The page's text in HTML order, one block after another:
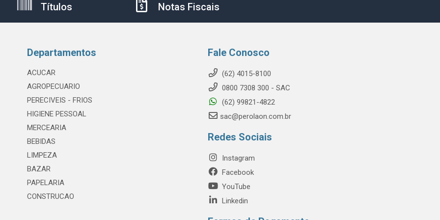
Títulos Notas Fiscais
Departamentos
ACUCAR
AGROPECUARIO
PERECIVEIS - FRIOS
HIGIENE PESSOAL
MERCEARIA
BEBIDAS
LIMPEZA
BAZAR
PAPELARIA
CONSTRUCAO
Fale Conosco
(62) 4015-8100
0800 7308 300 - SAC
(62) 99821-4822
sac@perolaon.com.br
Redes Sociais
Instagram
Facebook
YouTube
Linkedin